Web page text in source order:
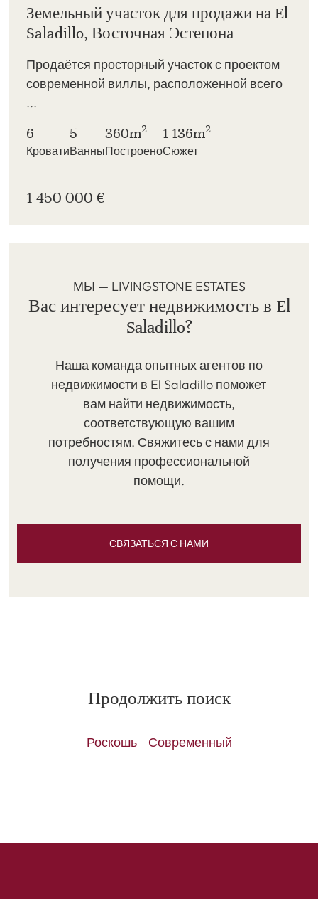
Земельный участок для продажи на El
Saladillo, Восточная Эстепона
Продаётся просторный участок с проектом
современной виллы, расположенной всего
...
6
Кровати
5
Ванны
360m2
Построено
1 136m2
Сюжет
1 450 000 €
МЫ — LIVINGSTONE ESTATES
Вас интересует недвижимость в El
Saladillo?
Наша команда опытных агентов по
недвижимости в El Saladillo поможет
вам найти недвижимость,
соответствующую вашим
потребностям. Свяжитесь с нами для
получения профессиональной
помощи.
СВЯЗАТЬСЯ С НАМИ
Продолжить поиск
Роскошь Современный